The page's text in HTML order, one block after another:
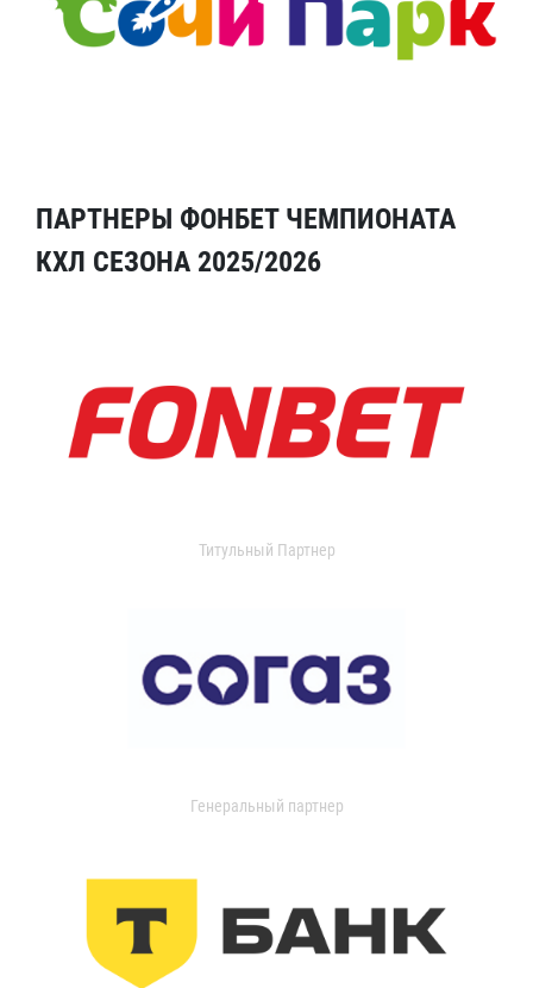
ПАРТНЕРЫ ФОНБЕТ ЧЕМПИОНАТА
КХЛ СЕЗОНА 2025/2026
Титульный Партнер
Генеральный партнер